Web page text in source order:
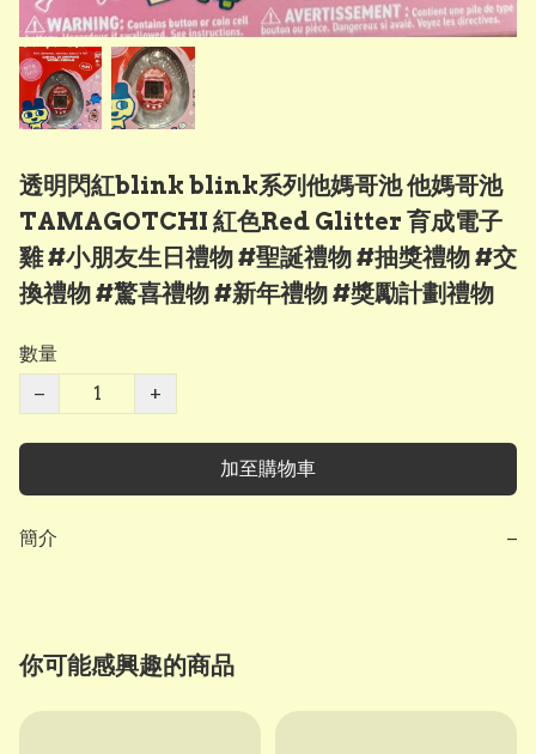
透明閃紅blink blink系列他媽哥池 他媽哥池
TAMAGOTCHI 紅色Red Glitter 育成電子
雞 #小朋友生日禮物 #聖誕禮物 #抽獎禮物 #交
換禮物 #驚喜禮物 #新年禮物 #獎勵計劃禮物
數量
−
+
加至購物車
簡介 −
你可能感興趣的商品